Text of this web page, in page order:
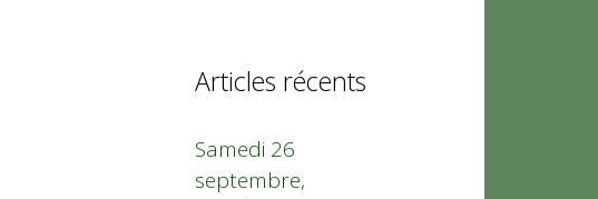
Articles récents
Samedi 26
septembre,